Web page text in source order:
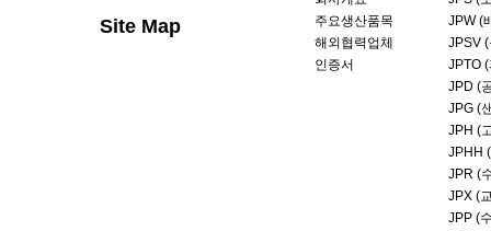
Site Map
주요생산품목
해외협력업체
인증서
JPW (
JPSV
JPTO
JPD (
JPG (
JPH (
JPHH
JPR (
JPX (
JPP (